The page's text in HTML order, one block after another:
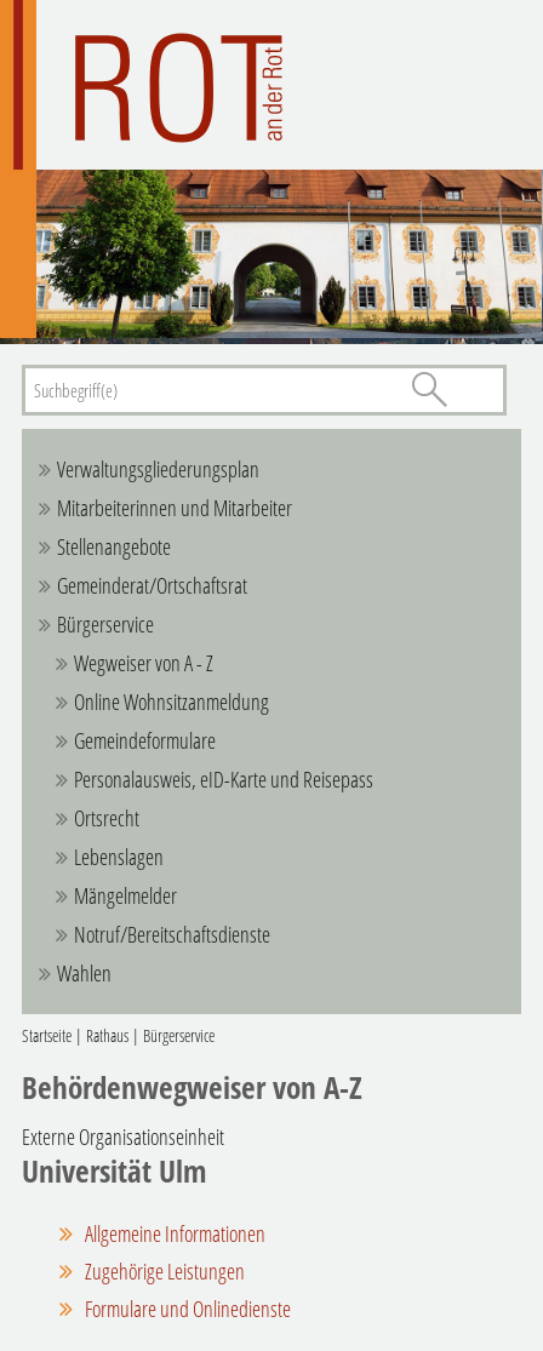
Verwaltungsgliederungsplan
Mitarbeiterinnen und Mitarbeiter
Stellenangebote
Gemeinderat/Ortschaftsrat
Bürgerservice
Wegweiser von A - Z
Online Wohnsitzanmeldung
Gemeindeformulare
Personalausweis, eID-Karte und Reisepass
Ortsrecht
Lebenslagen
Mängelmelder
Notruf/Bereitschaftsdienste
Wahlen
Startseite| Rathaus| Bürgerservice
Behördenwegweiser von A-Z
Externe Organisationseinheit
Universität Ulm
Allgemeine Informationen
Zugehörige Leistungen
Formulare und Onlinedienste